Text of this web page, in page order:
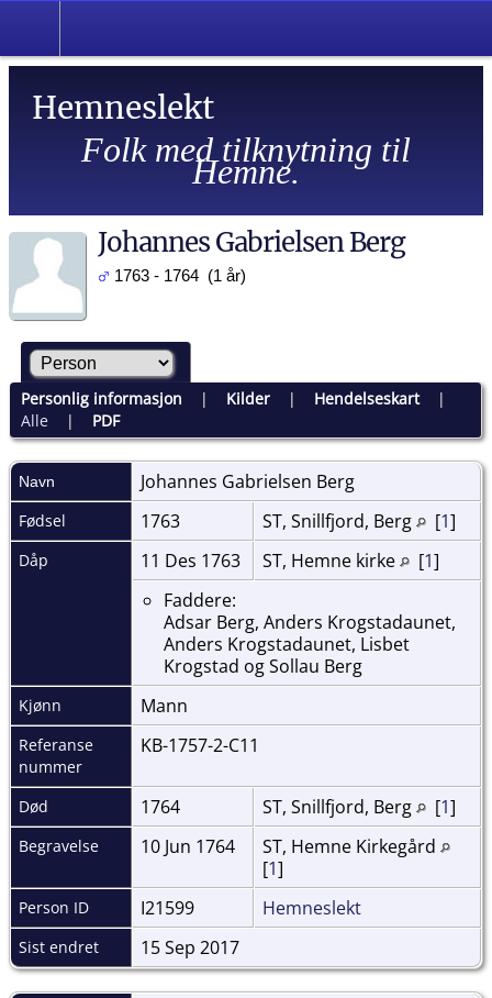
Hemneslekt
Folk med tilknytning til
Hemne.
Johannes Gabrielsen Berg
1763 - 1764 (1 år)
Personlig informasjon | Kilder| Hendelseskart|
Alle| PDF
Navn Johannes Gabrielsen Berg
Fødsel 1763 ST, Snillfjord, Berg [1]
Dåp 11 Des 1763 ST, Hemne kirke [1]
Faddere:
Adsar Berg, Anders Krogstadaunet,
Anders Krogstadaunet, Lisbet
Krogstad og Sollau Berg
Kjønn Mann
Referanse
nummer
KB-1757-2-C11
Død 1764 ST, Snillfjord, Berg [1]
Begravelse 10 Jun 1764
ST, Hemne Kirkegård
[1]
Person ID I21599 Hemneslekt
Sist endret 15 Sep 2017